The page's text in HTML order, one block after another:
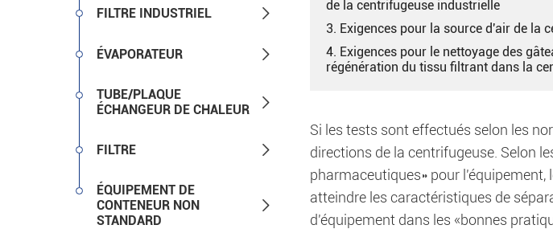
FILTRE INDUSTRIEL 
ÉVAPORATEUR 
TUBE/PLAQUE
ÉCHANGEUR DE CHALEUR

FILTRE 
ÉQUIPEMENT DE
CONTENEUR NON
STANDARD

de la centrifugeuse industrielle
3. Exigences pour la source d'air de la
4. Exigences pour le nettoyage des
régénération du tissu filtrant dans la
Si les tests sont effectués selon les
directions de la centrifugeuse. Selon
pharmaceutiques» pour
atteindre les caractéristiques de
d'équipement dans les «bonnes